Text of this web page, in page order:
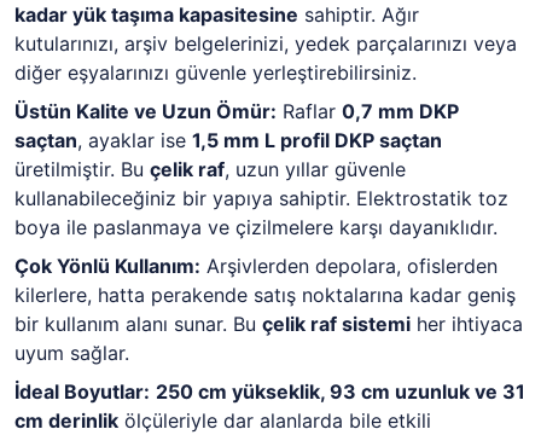
kadar yük taşıma kapasitesine sahiptir. Ağır
kutularınızı, arşiv belgelerinizi, yedek parçalarınızı veya
diğer eşyalarınızı güvenle yerleştirebilirsiniz.
Üstün Kalite ve Uzun Ömür: Raflar 0,7 mm DKP
saçtan, ayaklar ise 1,5 mm L profil DKP saçtan
üretilmiştir. Bu çelik raf, uzun yıllar güvenle
kullanabileceğiniz bir yapıya sahiptir. Elektrostatik toz
boya ile paslanmaya ve çizilmelere karşı dayanıklıdır.
Çok Yönlü Kullanım: Arşivlerden depolara, ofislerden
kilerlere, hatta perakende satış noktalarına kadar geniş
bir kullanım alanı sunar. Bu çelik raf sistemi her ihtiyaca
uyum sağlar.
İdeal Boyutlar: 250 cm yükseklik, 93 cm uzunluk ve 31
cm derinlik ölçüleriyle dar alanlarda bile etkili